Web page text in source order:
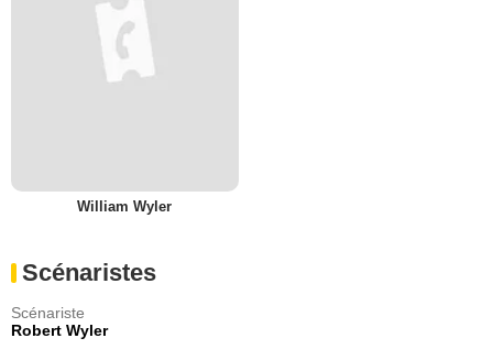
William Wyler
Scénaristes
Scénariste
Robert Wyler